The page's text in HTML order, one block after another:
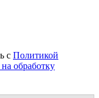
с Политикой
обработку